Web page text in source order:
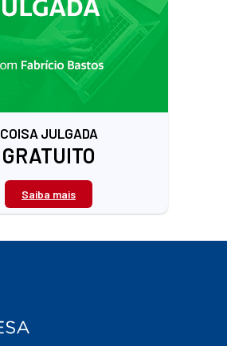
COISA JULGADA
GRATUITO
Saiba mais